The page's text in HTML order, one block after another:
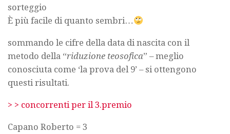
sorteggio
È più facile di quanto sembri…
sommando le cifre della data di nascita con il
metodo della “riduzione teosofica” – meglio
conosciuta come ‘la prova del 9’ – si ottengono
questi risultati.
> > concorrenti per il 3.premio
Capano Roberto = 3